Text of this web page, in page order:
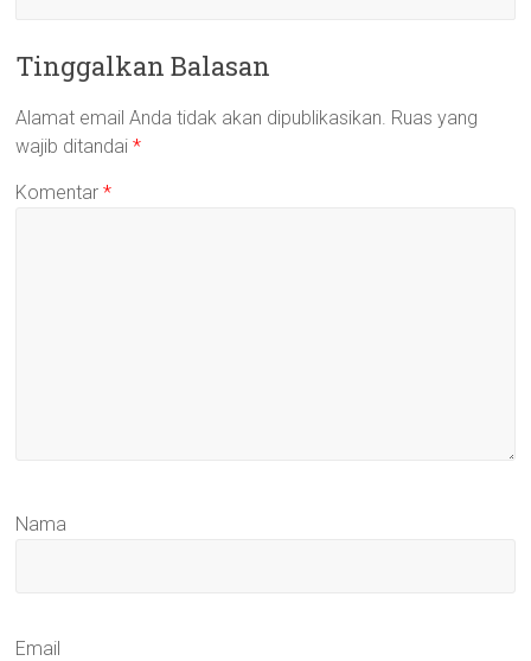
Tinggalkan Balasan
Alamat email Anda tidak akan dipublikasikan. Ruas yang
wajib ditandai*
Komentar*
Nama
Email